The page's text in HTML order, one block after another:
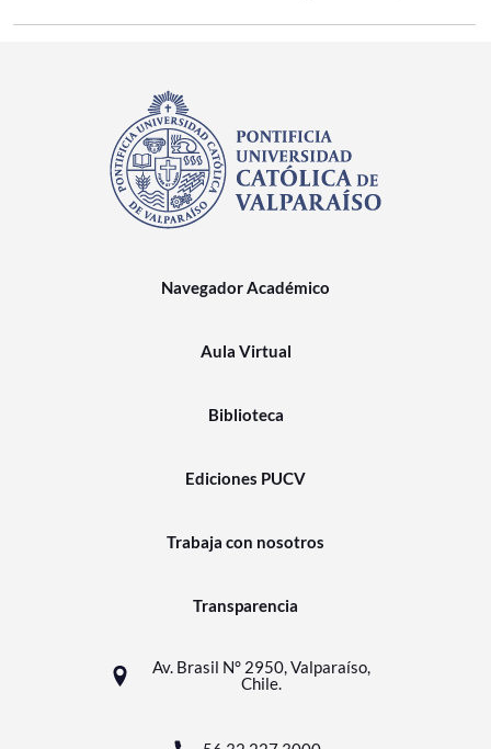
Navegador Académico
Aula Virtual
Biblioteca
Ediciones PUCV
Trabaja con nosotros
Transparencia
Av. Brasil N° 2950, Valparaíso,
Chile.